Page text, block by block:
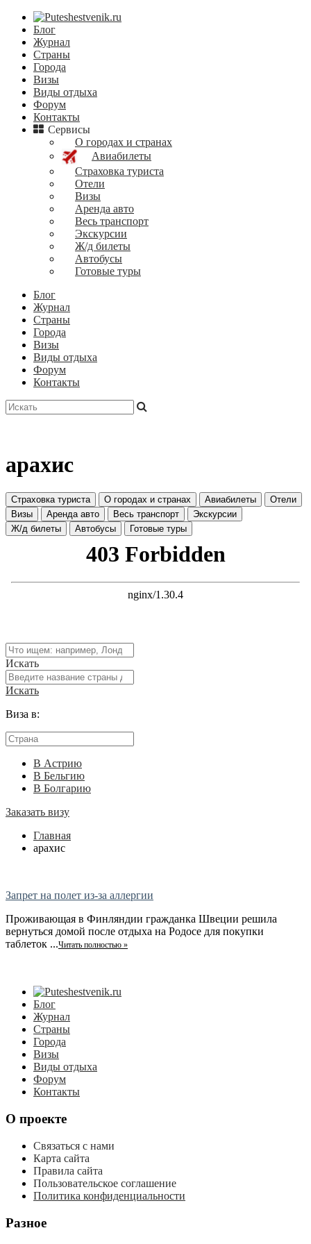
Блог
Журнал
Страны
Города
Визы
Виды отдыха
Форум
Контакты
Сервисы
О городах и странах
Авиабилеты
Страховка туриста
Отели
Визы
Аренда авто
Весь транспорт
Экскурсии
Ж/д билеты
Автобусы
Готовые туры
Блог
Журнал
Страны
Города
Визы
Виды отдыха
Форум
Контакты
арахис
Страховка туриста О городах и странах Авиабилеты
Отели
Визы
Аренда авто Весь транспорт
Экскурсии
Ж/д билеты
Автобусы Готовые туры
Искать
Искать
Виза в:
В Астрию
В Бельгию
В Болгарию
Заказать визу
Главная
арахис
Запрет на полет из-за аллергии
Проживающая в Финляндии гражданка Швеции решила
вернуться домой после отдыха на Родосе для покупки
таблеток ...Читать полностью »
Блог
Журнал
Страны
Города
Визы
Виды отдыха
Форум
Контакты
О проекте
Связаться с нами
Карта сайта
Правила сайта
Пользовательское соглашение
Политика конфиденциальности
Разное